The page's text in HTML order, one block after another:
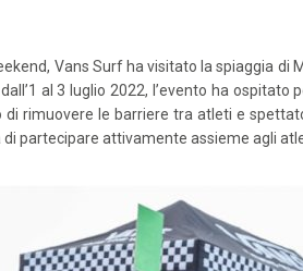
Vans Surf ha visitato la spiaggia di
al 3 luglio 2022, l’evento ha
di rimuovere le barriere tra atleti e
di partecipare attivamente assieme agli